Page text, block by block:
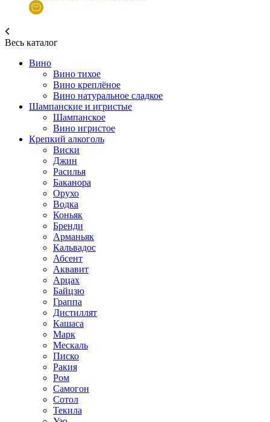
Весь каталог
Вино
Вино тихое
Вино креплёное
Вино натуральное сладкое
Шампанские и игристые
Шампанское
Вино игристое
Крепкий алкоголь
Виски
Джин
Расилья
Баканора
Орухо
Водка
Коньяк
Бренди
Арманьяк
Кальвадос
Абсент
Аквавит
Арцах
Байцзю
Граппа
Дистиллят
Кашаса
Марк
Мескаль
Писко
Ракия
Ром
Самогон
Сотол
Текила